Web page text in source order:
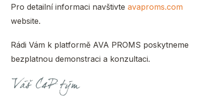
Pro detailní informaci navštivte avaproms.com
website.
Rádi Vám k platformě AVA PROMS poskytneme
bezplatnou demonstraci a konzultaci.